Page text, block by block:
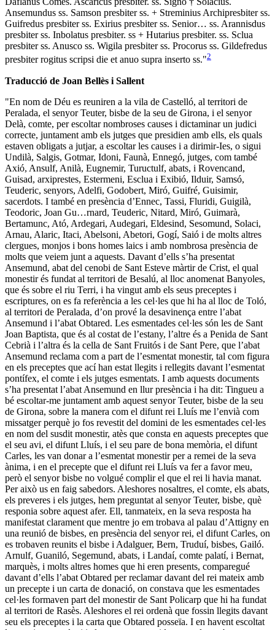
Ansemundus ss. Samson presbiter ss. + Streminius Archipresbiter ss.
Guifredus presbiter ss. Exirius presbiter ss. Senior… ss. Arannisdus
presbiter ss. Inbolatus presbiter. ss + Hutarius presbiter. ss. Sclua
presbiter ss. Anusco ss. Wigila presbiter ss. Procorus ss. Gildefredus
presbiter rogitus scripsi die et anuo supra inserto ss."2
Traducció de Joan Bellès i Sallent
"En nom de Déu es reuniren a la vila de Castelló, al territori de
Peralada, el senyor Teuter, bisbe de la seu de Girona, i el senyor
Delà, comte, per escoltar nombroses causes i dictaminar un judici
correcte, juntament amb els jutges que presidien amb ells, els quals
estaven obligats a jutjar, a escoltar les causes i a dirimir-Ies, o sigui
Undilà, Salgis, Gotmar, Idoni, Faunà, Ennegó, jutges, com també
Axió, Ansulf, Anilà, Eugnemir, Tuructulf, abats, i Rovencand,
Guisad, arxiprestes, Estermeni, Esclua i Exibió, Ilduir, Samsó,
Teuderic, senyors, Adelfi, Godobert, Miró, Guifré, Guisimir,
sacerdots. I també en presència d’Ennec, Tassi, Fluridi, Guigilà,
Teodoric, Joan Gu…rnard, Teuderic, Nitard, Miró, Guimarà,
Bertamunc, Ató, Ardegari, Audegari, Eldesind, Sesomund, Solaci,
Arnau, Alaric, Itaci, Abelsoni, Abetori, Gogí, Saió i de molts altres
clergues, monjos i bons homes laics i amb nombrosa presència de
molts que veiem junt a aquests. Davant d’ells s’ha presentat
Ansemund, abat del cenobi de Sant Esteve màrtir de Crist, el qual
monestir és fundat al territori de Besalú, al lloc anomenat Banyoles,
que és sobre el riu Terri, i ha vingut amb els seus preceptes i
escriptures, on es fa referència a les cel·les que hi ha al lloc de Toló,
al territori de Peralada, d’on prové la desavinença entre l’abat
Ansemund i l’abat Obtared. Les esmentades cel·les són les de Sant
Joan Baptista, que és al costat de l’estany, l’altre és a Penida de Sant
Cebrià i l’altra és la cella de Sant Fruitós i de Sant Pere, que l’abat
Ansemund reclama com a part de l’esmentat monestir, tal com figura
en els preceptes que ací han estat llegits i rellegits davant l’esmentat
pontífex, el comte i els jutges esmentats. I amb aquests documents
s’ha presentat l’abat Ansemund en llur presència i ha dit: Tingueu a
bé escoltar-me juntament amb aquest senyor Teuter, bisbe de la seu
de Girona, sobre la manera com el difunt rei Lluís me l’envià com
missatger perquè jo fos revestit del domini de les esmentades cel·les
en nom del susdit monestir, atès que consta en aquests preceptes que
el seu avi, el difunt Lluís, i el seu pare de bona memòria, el difunt
Carles, les van donar a l’esmentat monestir per a remei de la seva
ànima, i en el precepte que el difunt rei Lluís va fer a favor meu,
però el senyor bisbe no volgué complir el que el rei li havia manat.
Per això us en faig sabedors. Aleshores nosaltres, el comte, els abats,
els preveres i els jutges, hem preguntat al senyor Teuter, bisbe, què
responia sobre aquest afer. Ell, tanmateix, en la seva resposta ha
manifestat clarament que mentre jo em trobava al palau d’Attigny en
una reunió de bisbes, en presència del senyor rei, el difunt Carles, on
es trobaven reunits el bisbe i Adalguer, Bern, Truduí, bisbes, Gailó.
Arnulf, Guaniló, Segemund, abats, i Landaí, comte palatí, i Bernat,
marquès, i molts altres homes que hi eren presents, comparegué
davant d’ells l’abat Obtared per reclamar davant del rei mateix amb
un precepte i un carta de donació, on constava que les esmentades
cel·les formaven part del monestir de Sant Policarp que hi ha fundat
al territori de Rasès. Aleshores el rei ordenà que fossin llegits davant
seu els preceptes i la carta que Obtared posseïa. I en havent escoltat